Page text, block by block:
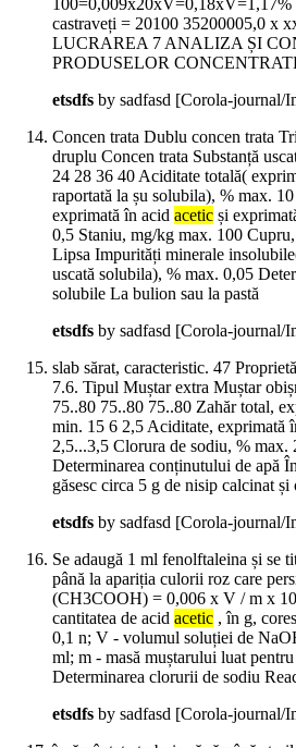
castraveți = 20100 35200005,0 x
LUCRAREA 7 ANALIZA ȘI
PRODUSELOR
etsdfs by sadfasd [Corola-journal/
Concen trata Dublu concen trata
druplu Concen trata Substanță
24 28 36 40 Aciditate totală(
raportată la șu solubila), % max.
exprimată în acid acetic și
0,5 Staniu, mg/kg max. 100
Lipsa Impurități minerale
uscată solubila), % max. 0,05
solubile La bulion sau la pastă
etsdfs by sadfasd [Corola-journal/
slab sărat, caracteristic. 47
7.6. Tipul Muștar extra Muștar
75..80 75..80 75..80 Zahăr total,
min. 15 6 2,5 Aciditate, exprimată
2,5...3,5 Clorura de sodiu, % max.
Determinarea conținutului de apă
găsesc circa 5 g de nisip calcinat și
etsdfs by sadfasd [Corola-journal/
Se adaugă 1 ml fenolftaleina și se
până la apariția culorii roz care
(CH3COOH) = 0,006 x V / m x
cantitatea de acid acetic , în g,
0,1 n; V - volumul soluției de
ml; m - masă muștarului luat
Determinarea clorurii de sodiu
etsdfs by sadfasd [Corola-journal/